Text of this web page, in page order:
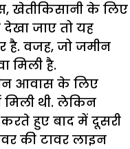
के लिए
जाए तो यह
है. वजह, जो जमीन
मिली है.
आवास के लिए
मिली थी. लेकिन
हुए बाद में दूसरी
की टावर लाइन